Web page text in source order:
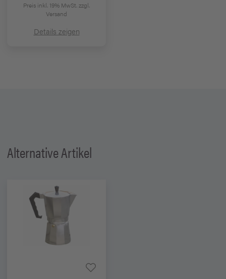
Preis inkl. 19% MwSt.zzgl.
Versand
Details zeigen
Alternative Artikel